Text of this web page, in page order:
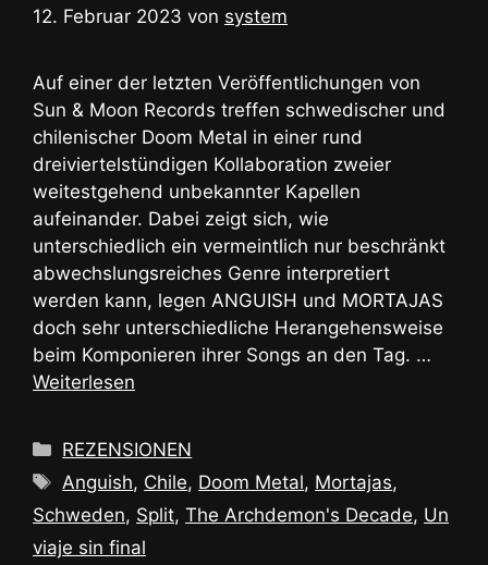
12. Februar 2023 von system
Auf einer der letzten Veröffentlichungen von
Sun & Moon Records treffen schwedischer und
chilenischer Doom Metal in einer rund
dreiviertelstündigen Kollaboration zweier
weitestgehend unbekannter Kapellen
aufeinander. Dabei zeigt sich, wie
unterschiedlich ein vermeintlich nur beschränkt
abwechslungsreiches Genre interpretiert
werden kann, legen ANGUISH und MORTAJAS
doch sehr unterschiedliche Herangehensweise
beim Komponieren ihrer Songs an den Tag. …
Weiterlesen
Kategorien
REZENSIONEN
Schlagwörter
Anguish, Chile, Doom Metal, Mortajas,
Schweden, Split, The Archdemon's Decade, Un
viaje sin final